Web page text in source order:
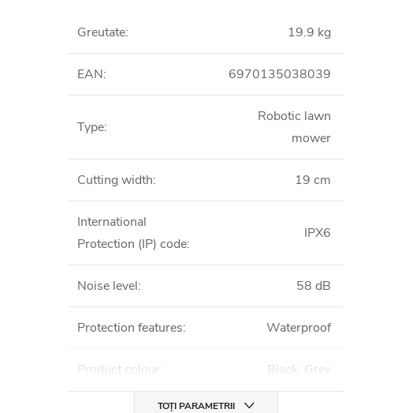
Greutate: 19.9 kg
EAN: 6970135038039
Type:
Robotic lawn
mower
Cutting width: 19 cm
International
Protection (IP) code:
IPX6
Noise level: 58 dB
Protection features: Waterproof
Product colour: Black, Grey
TOȚI PARAMETRII